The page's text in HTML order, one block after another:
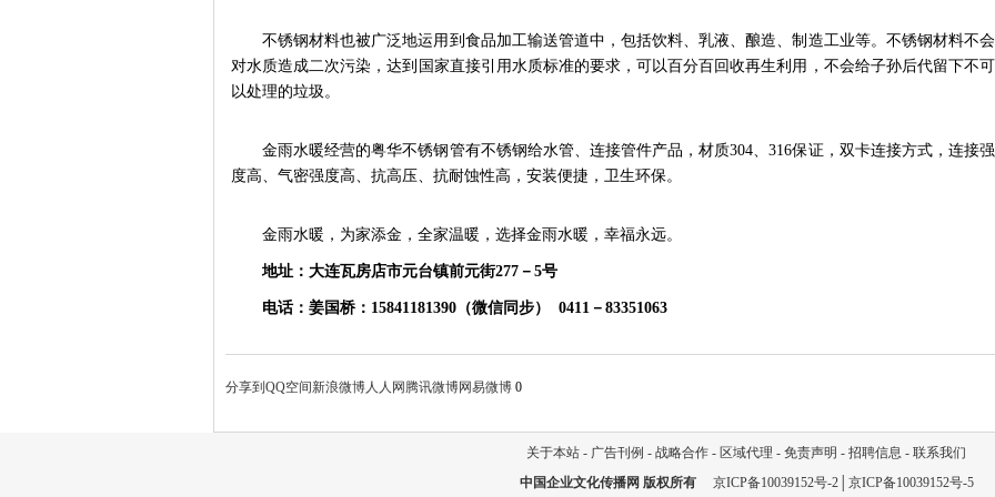
不锈钢材料也被广泛地运用到食品加工输送管道中，包括饮料、乳液、酿造、制造工业等。不锈钢材料不会
对水质造成二次污染，达到国家直接引用水质标准的要求，可以百分百回收再生利用，不会给子孙后代留下不可
以处理的垃圾。
金雨水暖经营的粤华不锈钢管有不锈钢给水管、连接管件产品，材质304、316保证，双卡连接方式，连接强
度高、气密强度高、抗高压、抗耐蚀性高，安装便捷，卫生环保。
金雨水暖，为家添金，全家温暖，选择金雨水暖，幸福永远。
地址：大连瓦房店市元台镇前元街277－5号
电话：姜国桥： 15841181390（微信同步） 0411 －83351063
分享到 QQ空间新浪微博人人网 腾讯微博网易微博 0
关于本站 - 广告刊例 - 战略合作 - 区域代理 - 免责声明 - 招聘信息 - 联系我们
中国企业文化传播网 版权所有 京ICP备10039152号-2│ 京ICP备10039152号-5